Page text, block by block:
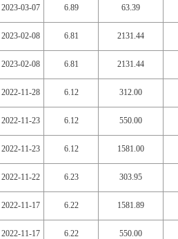
2023-03-07 6.89 63.39
2023-02-08 6.81 2131.44
2023-02-08 6.81 2131.44
2022-11-28 6.12 312.00
2022-11-23 6.12 550.00
2022-11-23 6.12 1581.00
2022-11-22 6.23 303.95
2022-11-17 6.22 1581.89
2022-11-17 6.22 550.00